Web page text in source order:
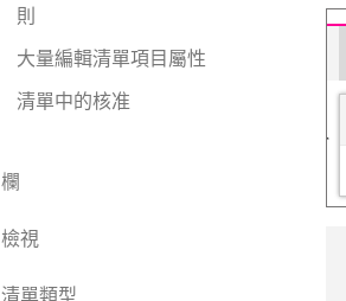
則
大量編輯清單項目屬性
清單中的核准
欄
檢視
清單類型